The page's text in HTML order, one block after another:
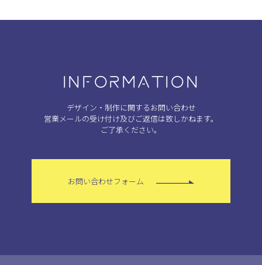
INFORMATION
デザイン・制作に関するお問い合わせ
営業メールの受け付け及びご返信は致しかねます。
ご了承ください。
お問い合わせフォーム